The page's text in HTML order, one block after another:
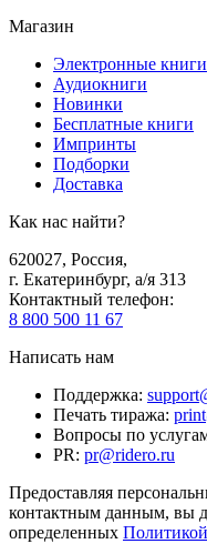
Магазин
Электронные книги
Аудиокниги
Новинки
Бесплатные книги
Импринты
Подборки
Доставка
Как нас найти?
620027, Россия,
г. Екатеринбург, а/я 313
Контактный телефон:
8 800 500 11 67
Написать нам
Поддержка:
Печать тиража:
Вопросы по
PR: pr@ridero.ru
Предоставляя
контактным данным, вы
определенных